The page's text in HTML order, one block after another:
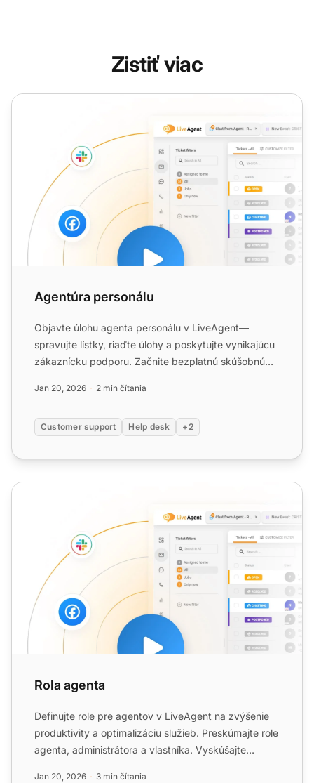
Zistiť viac
Agentúra personálu
Agentúra personálu
Objavte úlohu agenta personálu v LiveAgent—
spravujte lístky, riaďte úlohy a poskytujte vynikajúcu
zákaznícku podporu. Začnite bezplatnú skúšobnú
Jan 20, 2026 2 min čítania
Customer support Help desk +2
Rola agenta
Rola agenta
Definujte role pre agentov v LiveAgent na zvýšenie
produktivity a optimalizáciu služieb. Preskúmajte role
agenta, administrátora a vlastníka. Vyskúšajte
Jan 20, 2026 3 min čítania